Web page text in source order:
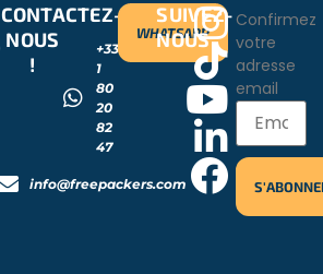
CONTACTEZ-
NOUS
!
+33
1
80
20
82
47
info@freepackers.com
WHATSAPP
SUIVEZ-
NOUS
Confirmez
votre
adresse
email